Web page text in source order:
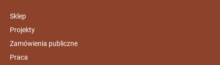
Sklep
Projekty
Zamówienia publiczne
Praca